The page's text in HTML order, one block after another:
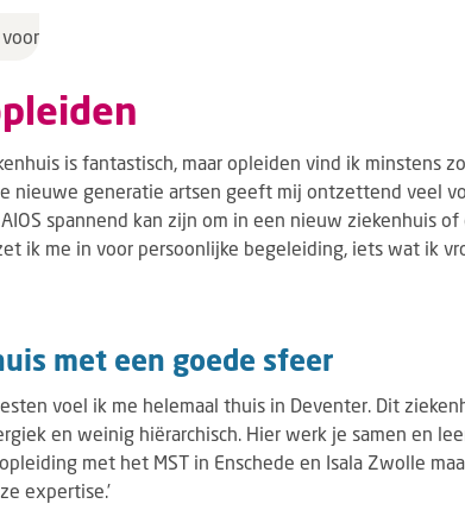
is fantastisch, maar opleiden vind ik minstens
nieuwe generatie artsen geeft mij ontzettend veel
spannend kan zijn om in een nieuw ziekenhuis
ik me in voor persoonlijke begeleiding, iets wat ik
met een goede sfeer
voel ik me helemaal thuis in Deventer. Dit
en weinig hiërarchisch. Hier werk je samen en
met het MST in Enschede en Isala Zwolle
expertise.’